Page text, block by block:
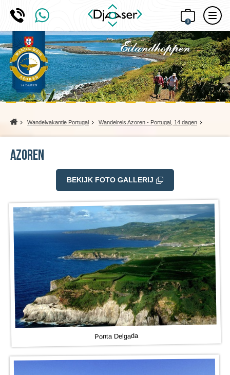
0
Home Wandelvakantie Portugal Wandelreis Azoren - Portugal, 14 dagen
Azoren
BEKIJK FOTO GALLERIJ
Ponta Delgada